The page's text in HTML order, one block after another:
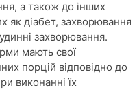
а також до інших
як діабет, захворювання
захворювання.
мають свої
порцій відповідно до
виконанні їх